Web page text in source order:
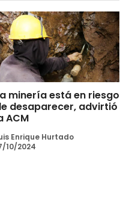
minería está en riesgo
desaparecer, advirtió
ACM
Enrique Hurtado
10/2024